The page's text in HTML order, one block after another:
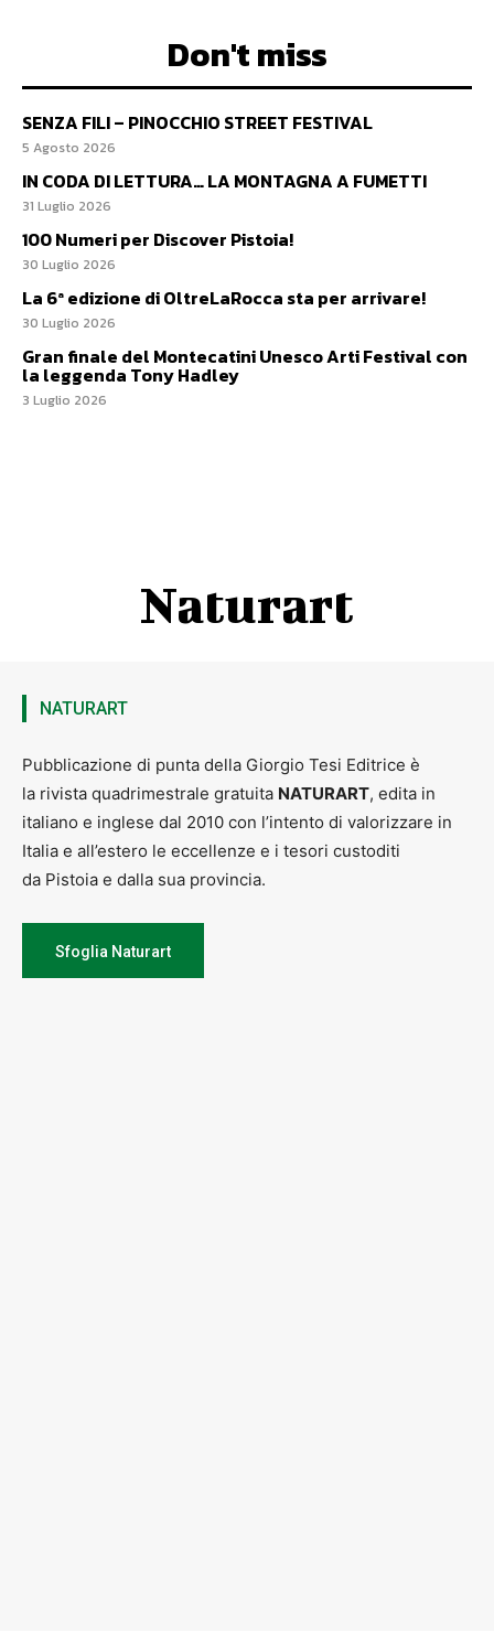
Don't miss
SENZA FILI – PINOCCHIO STREET FESTIVAL
5 Agosto 2026
IN CODA DI LETTURA… LA MONTAGNA A FUMETTI
31 Luglio 2026
100 Numeri per Discover Pistoia!
30 Luglio 2026
La 6ª edizione di OltreLaRocca sta per arrivare!
30 Luglio 2026
Gran finale del Montecatini Unesco Arti Festival con
la leggenda Tony Hadley
3 Luglio 2026
Naturart
NATURART
Pubblicazione di punta della Giorgio Tesi Editrice è
la rivista quadrimestrale gratuita NATURART, edita in
italiano e inglese dal 2010 con l’intento di valorizzare in
Italia e all’estero le eccellenze e i tesori custoditi
da Pistoia e dalla sua provincia.
Sfoglia Naturart